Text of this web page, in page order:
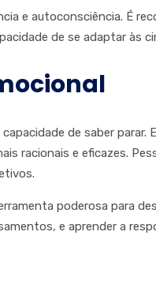
e autoconsciência. É
de se adaptar às
de saber
racionais e eficazes.
poderosa para
e aprender a